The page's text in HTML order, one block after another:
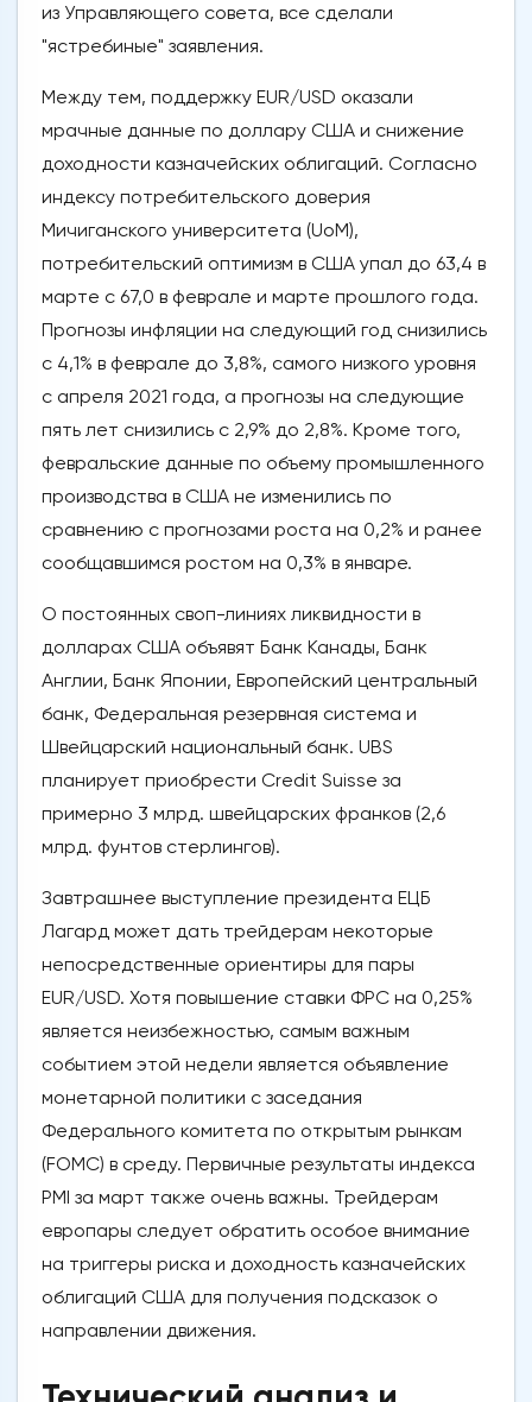
из Управляющего совета, все сделали
"ястребиные" заявления.
Между тем, поддержку EUR/USD оказали
мрачные данные по доллару США и снижение
доходности казначейских облигаций. Согласно
индексу потребительского доверия
Мичиганского университета (UoM),
потребительский оптимизм в США упал до 63,4 в
марте с 67,0 в феврале и марте прошлого года.
Прогнозы инфляции на следующий год снизились
с 4,1% в феврале до 3,8%, самого низкого уровня
с апреля 2021 года, а прогнозы на следующие
пять лет снизились с 2,9% до 2,8%. Кроме того,
февральские данные по объему промышленного
производства в США не изменились по
сравнению с прогнозами роста на 0,2% и ранее
сообщавшимся ростом на 0,3% в январе.
О постоянных своп-линиях ликвидности в
долларах США объявят Банк Канады, Банк
Англии, Банк Японии, Европейский центральный
банк, Федеральная резервная система и
Швейцарский национальный банк. UBS
планирует приобрести Credit Suisse за
примерно 3 млрд. швейцарских франков (2,6
млрд. фунтов стерлингов).
Завтрашнее выступление президента ЕЦБ
Лагард может дать трейдерам некоторые
непосредственные ориентиры для пары
EUR/USD. Хотя повышение ставки ФРС на 0,25%
является неизбежностью, самым важным
событием этой недели является объявление
монетарной политики с заседания
Федерального комитета по открытым рынкам
(FOMC) в среду. Первичные результаты индекса
PMI за март также очень важны. Трейдерам
европары следует обратить особое внимание
на триггеры риска и доходность казначейских
облигаций США для получения подсказок о
направлении движения.